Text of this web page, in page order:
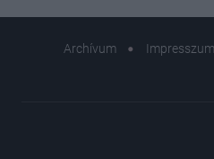
Archívum Impresszum